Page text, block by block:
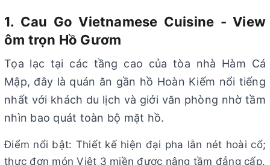
1. Cau Go Vietnamese Cuisine - View
ôm trọn Hồ Gươm
Tọa lạc tại các tầng cao của tòa nhà Hàm Cá
Mập, đây là quán ăn gần hồ Hoàn Kiếm nổi tiếng
nhất với khách du lịch và giới văn phòng nhờ tầm
nhìn bao quát toàn bộ mặt hồ.
Điểm nổi bật: Thiết kế hiện đại pha lẫn nét hoài cổ;
thực đơn món Việt 3 miền được nâng tầm đẳng cấp.